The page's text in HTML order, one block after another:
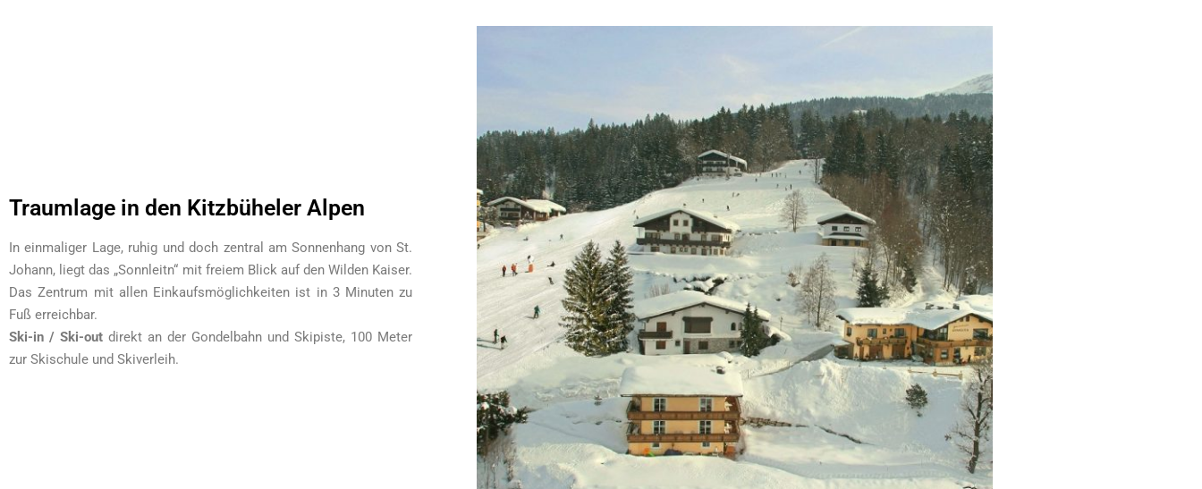
Traumlage in den Kitzbüheler Alpen
In einmaliger Lage, ruhig und doch zentral am Sonnenhang von St.
Johann, liegt das „Sonnleitn“ mit freiem Blick auf den Wilden Kaiser.
Das Zentrum mit allen Einkaufsmöglichkeiten ist in 3 Minuten zu
Fuß erreichbar.
Ski-in / Ski-out direkt an der Gondelbahn und Skipiste, 100 Meter
zur Skischule und Skiverleih.